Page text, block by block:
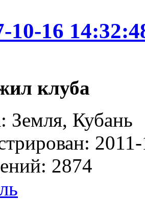
10-16
клуба
Земля, Кубань
2874